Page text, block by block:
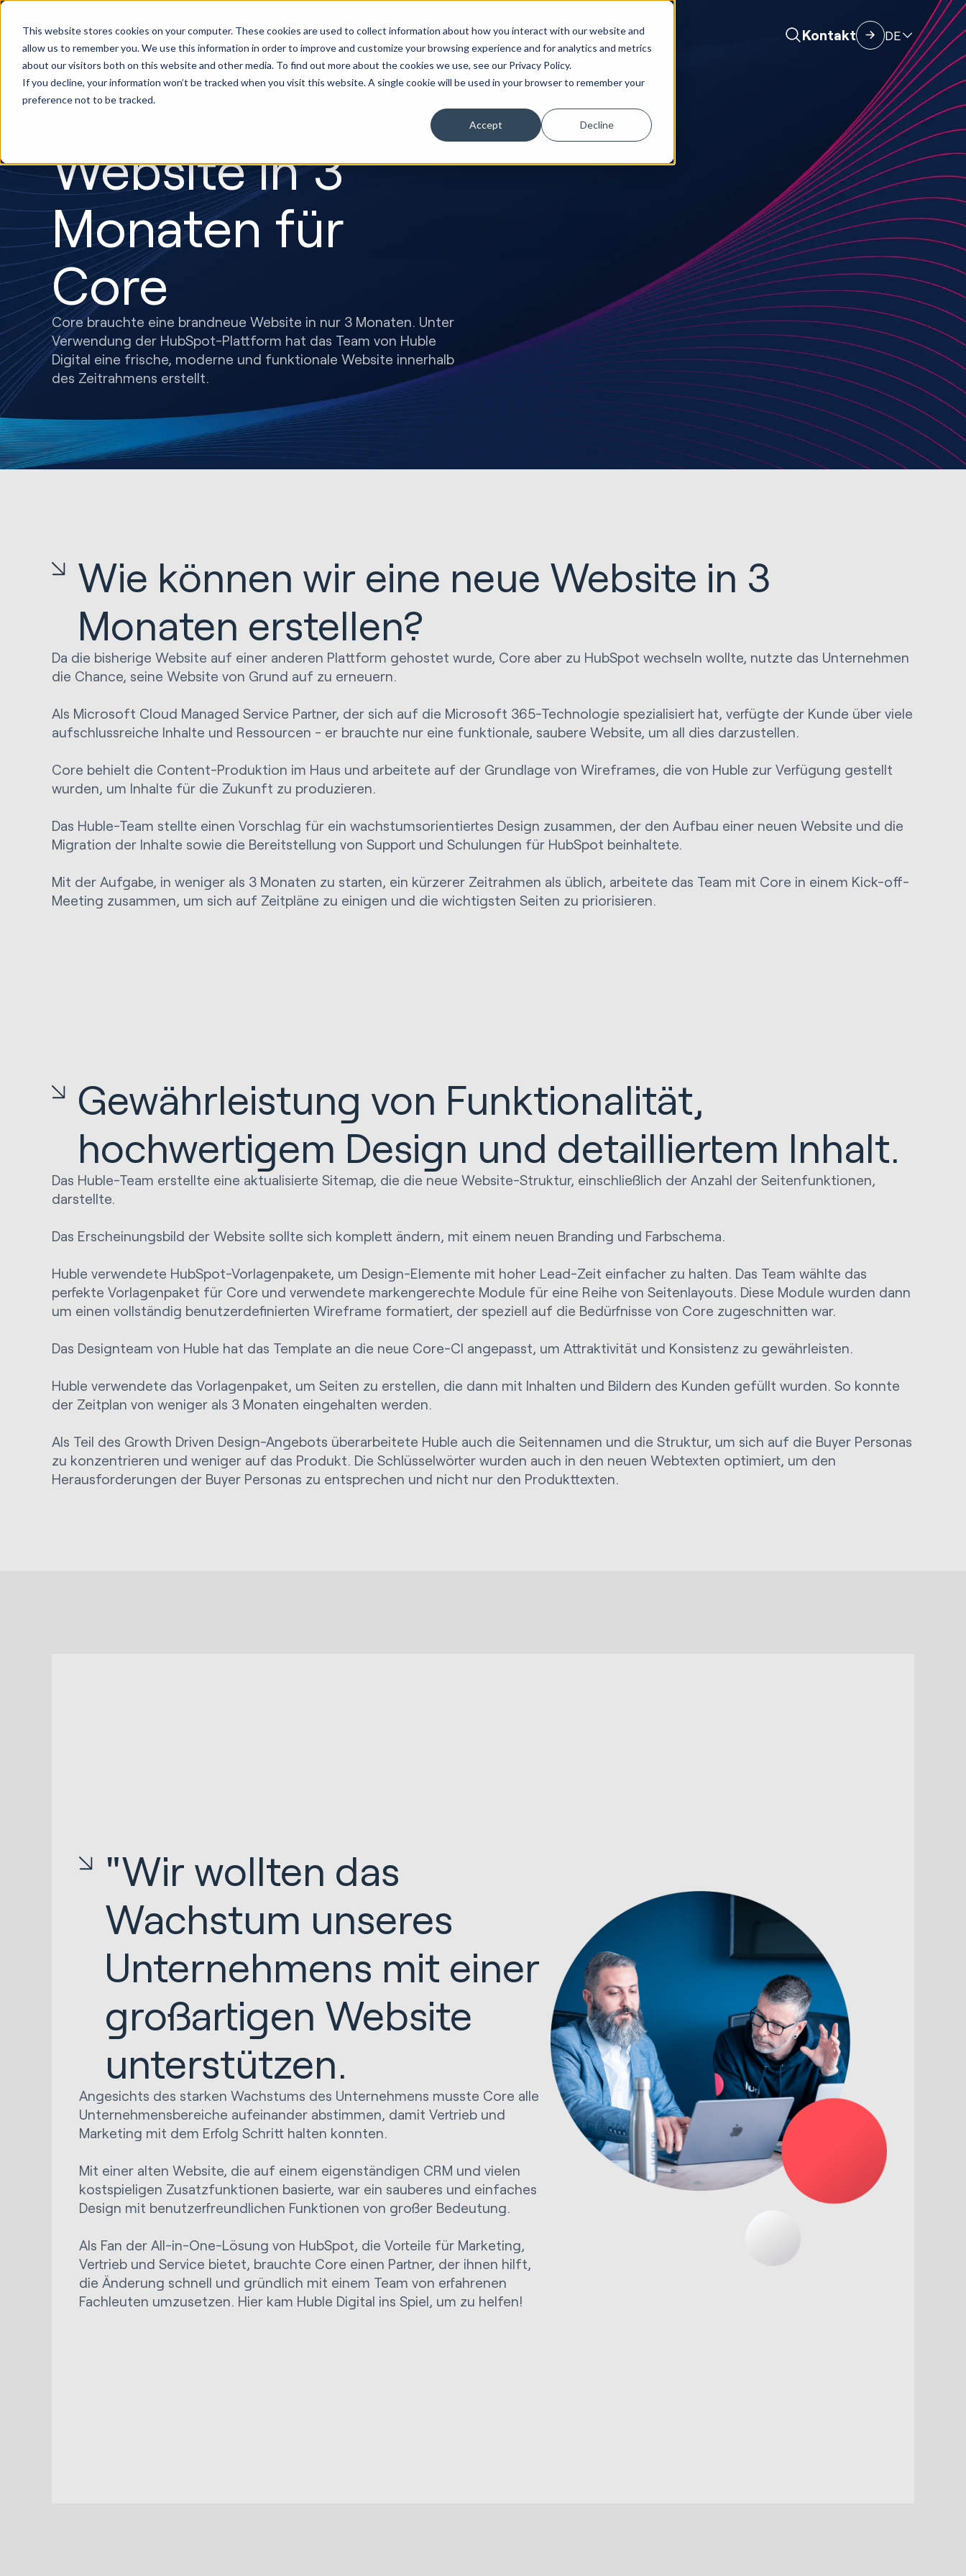
This website stores cookies on your computer. These cookies are used to collect information about how you interact with our website and
allow us to remember you. We use this information in order to improve and customize your browsing experience and for analytics and metrics
about our visitors both on this website and other media. To find out more about the cookies we use, see our Privacy Policy.
If you decline, your information won’t be tracked when you visit this website. A single cookie will be used in your browser to remember your
preference not to be tracked.
Accept Decline
HubSpot
Implementierung
Marketing &
Creative
Website &
Portale
Sales &
Revenue
Service
Operation
Seek
Evolution
Kontakt DE
Erstellung einer
Website in 3
Monaten für
Core
Core brauchte eine brandneue Website in nur 3 Monaten. Unter
Verwendung der HubSpot-Plattform hat das Team von Huble
Digital eine frische, moderne und funktionale Website innerhalb
des Zeitrahmens erstellt.
Wie können wir eine neue Website in 3
Monaten erstellen?
Da die bisherige Website auf einer anderen Plattform gehostet wurde, Core aber zu HubSpot wechseln wollte, nutzte das Unternehmen
die Chance, seine Website von Grund auf zu erneuern.
Als Microsoft Cloud Managed Service Partner, der sich auf die Microsoft 365-Technologie spezialisiert hat, verfügte der Kunde über viele
aufschlussreiche Inhalte und Ressourcen - er brauchte nur eine funktionale, saubere Website, um all dies darzustellen.
Core behielt die Content-Produktion im Haus und arbeitete auf der Grundlage von Wireframes, die von Huble zur Verfügung gestellt
wurden, um Inhalte für die Zukunft zu produzieren.
Das Huble-Team stellte einen Vorschlag für ein wachstumsorientiertes Design zusammen, der den Aufbau einer neuen Website und die
Migration der Inhalte sowie die Bereitstellung von Support und Schulungen für HubSpot beinhaltete.
Mit der Aufgabe, in weniger als 3 Monaten zu starten, ein kürzerer Zeitrahmen als üblich, arbeitete das Team mit Core in einem Kick-off-
Meeting zusammen, um sich auf Zeitpläne zu einigen und die wichtigsten Seiten zu priorisieren.
Gewährleistung von Funktionalität,
hochwertigem Design und detailliertem Inhalt.
Das Huble-Team erstellte eine aktualisierte Sitemap, die die neue Website-Struktur, einschließlich der Anzahl der Seitenfunktionen,
darstellte.
Das Erscheinungsbild der Website sollte sich komplett ändern, mit einem neuen Branding und Farbschema.
Huble verwendete HubSpot-Vorlagenpakete, um Design-Elemente mit hoher Lead-Zeit einfacher zu halten. Das Team wählte das
perfekte Vorlagenpaket für Core und verwendete markengerechte Module für eine Reihe von Seitenlayouts. Diese Module wurden dann
um einen vollständig benutzerdefinierten Wireframe formatiert, der speziell auf die Bedürfnisse von Core zugeschnitten war.
Das Designteam von Huble hat das Template an die neue Core-CI angepasst, um Attraktivität und Konsistenz zu gewährleisten.
Huble verwendete das Vorlagenpaket, um Seiten zu erstellen, die dann mit Inhalten und Bildern des Kunden gefüllt wurden. So konnte
der Zeitplan von weniger als 3 Monaten eingehalten werden.
Als Teil des Growth Driven Design-Angebots überarbeitete Huble auch die Seitennamen und die Struktur, um sich auf die Buyer Personas
zu konzentrieren und weniger auf das Produkt. Die Schlüsselwörter wurden auch in den neuen Webtexten optimiert, um den
Herausforderungen der Buyer Personas zu entsprechen und nicht nur den Produkttexten.
"Wir wollten das
Wachstum unseres
Unternehmens mit einer
großartigen Website
unterstützen.
Angesichts des starken Wachstums des Unternehmens musste Core alle
Unternehmensbereiche aufeinander abstimmen, damit Vertrieb und
Marketing mit dem Erfolg Schritt halten konnten.
Mit einer alten Website, die auf einem eigenständigen CRM und vielen
kostspieligen Zusatzfunktionen basierte, war ein sauberes und einfaches
Design mit benutzerfreundlichen Funktionen von großer Bedeutung.
Als Fan der All-in-One-Lösung von HubSpot, die Vorteile für Marketing,
Vertrieb und Service bietet, brauchte Core einen Partner, der ihnen hilft,
die Änderung schnell und gründlich mit einem Team von erfahrenen
Fachleuten umzusetzen. Hier kam Huble Digital ins Spiel, um zu helfen!